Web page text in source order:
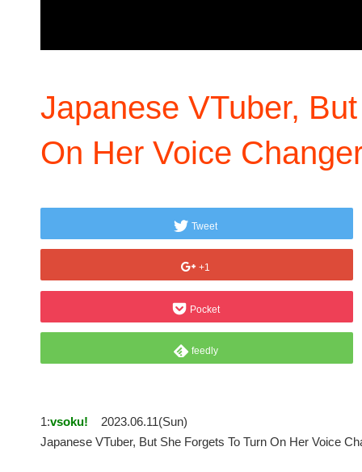
Japanese VTuber,
On Her Voice
Tweet
+1
Pocket
feedly
1:vsoku!
2023.06.11(Sun)
Japanese VTuber, But She Forgets To Turn On Her Voice